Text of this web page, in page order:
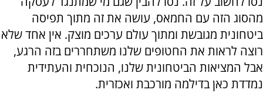
מהסוג הזה עם החמאס, עושה את זה מתוך תפיסה
ביטחונית מגובשת ומתוך עולם ערכים מוצק. אין אחד שלא
רוצה לראות את החטופים שלנו משתחררים בזה הרגע,
אבל המציאות הביטחונית שלנו, הנוכחית והעתידית
נמדדת כאן בדילמה מורכבת ואכזרית.